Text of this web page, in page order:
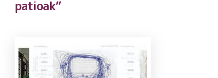
patioak”